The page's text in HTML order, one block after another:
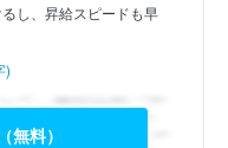
し、昇給スピードも早
)
無料）